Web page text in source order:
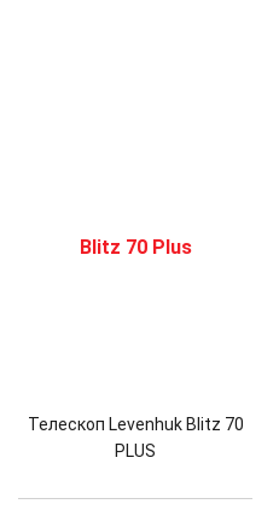
Телескоп Levenhuk Blitz 70
PLUS